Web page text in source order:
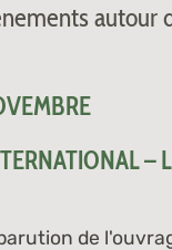
autour
–
de